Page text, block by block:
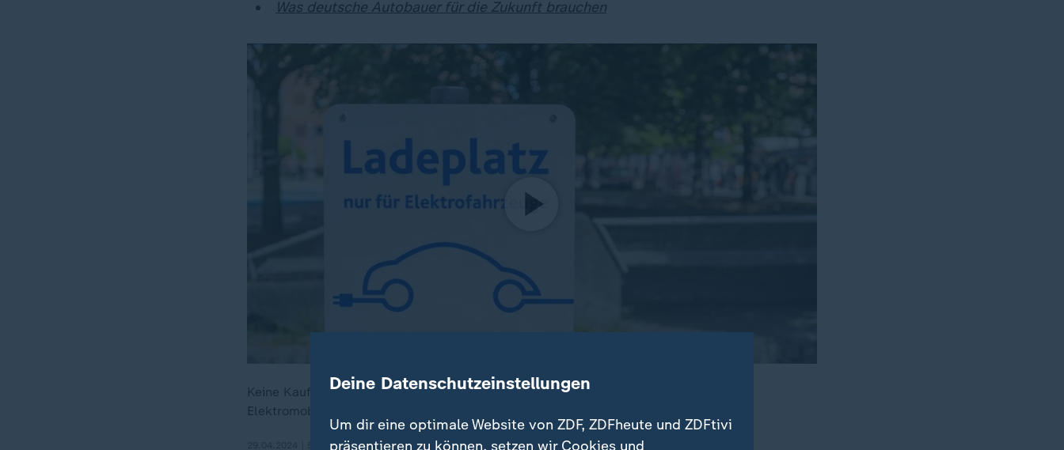
Was deutsche Autobauer für die Zukunft brauchen
Keine Kaufprämie mehr, zu wenig Ladestationen, mangelhafte Strominfrastruktur. Die
Elektromobilität kämpft mit Imageverlust. Was tun?
29.04.2024 | 5:27 min
Deine Datenschutzeinstellungen
Um dir eine optimale Website von ZDF, ZDFheute und ZDFtivi
präsentieren zu können, setzen wir Cookies und